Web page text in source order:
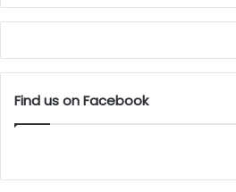
Find us on Facebook